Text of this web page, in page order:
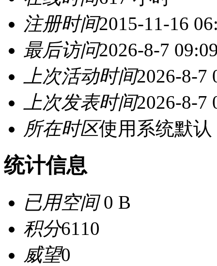
注册时间2015-11-16
最后访问2026-8-7
上次活动时间2026-8-7
上次发表时间2026-8-7
所在时区使用系统默认
统计信息
已用空间0 B
积分6110
威望0